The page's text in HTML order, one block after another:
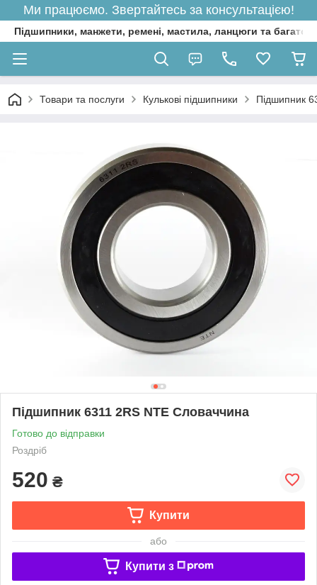
Ми працюємо. Звертайтесь за консультацією!
Підшипники, манжети, ремені, мастила, ланцюги та багато
Товари та послуги Кулькові підшипники Підшипник
Підшипник 6311 2RS NTE Словаччина
Готово до відправки
Роздріб
520 ₴
Купити
або
Купити з